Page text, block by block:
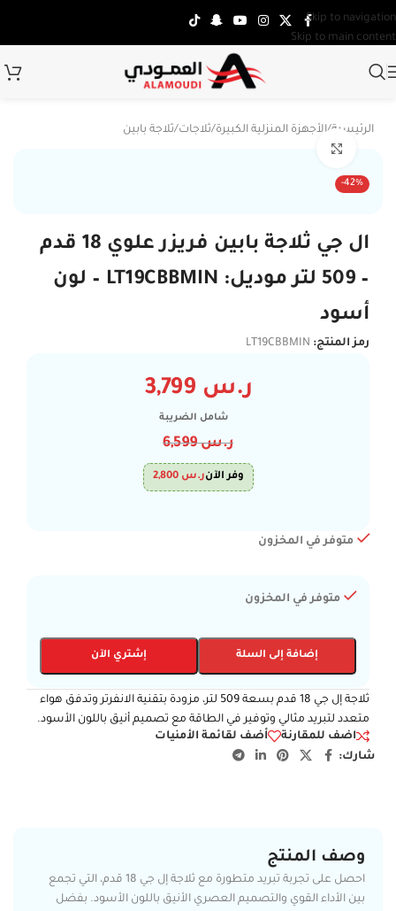
Skip to navigation
Skip to main content
الرئيسية/الأجهزة المنزلية الكبيرة/ثلاجات/ثلاجة بابين
-42%
ال جي ثلاجة بابين فريزر علوي 18 قدم
– 509 لتر موديل: LT19CBBMIN – لون
أسود
رمز المنتج: LT19CBBMIN
ر.س
شامل الضريبة
ر.س6,599
وفر الآنر.س 2,800
متوفر في المخزون
متوفر في المخزون
إضافة إلى السلة إشتري الآن
ثلاجة إل جي 18 قدم بسعة 509 لتر، مزودة بتقنية الانفرتر وتدفق هواء
متعدد لتبريد مثالي وتوفير في الطاقة مع تصميم أنيق باللون الأسود.
اضف للمقارنة
أضف لقائمة الأمنيات
شارك:
وصف المنتج
احصل على تجربة تبريد متطورة مع ثلاجة إل جي 18 قدم، التي تجمع
بين الأداء القوي والتصميم العصري الأنيق باللون الأسود. بفضل